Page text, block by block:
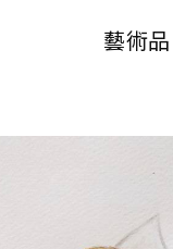
藝術品